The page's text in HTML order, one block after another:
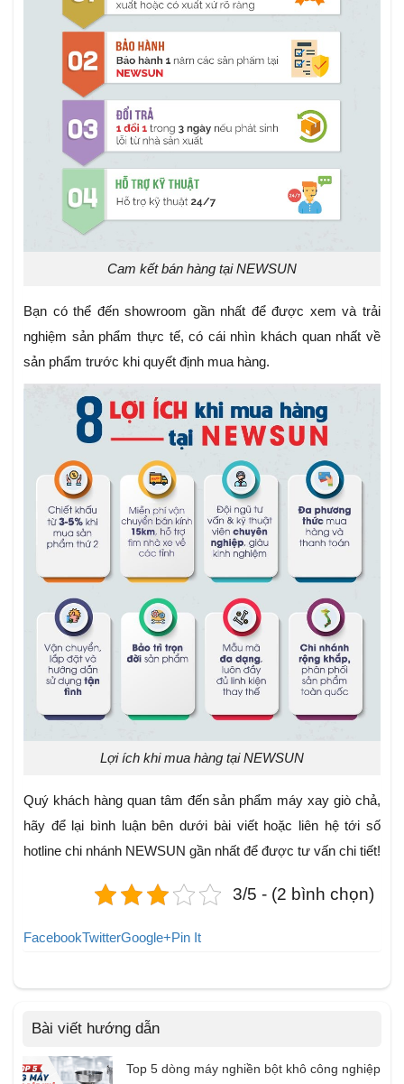
Cam kết bán hàng tại NEWSUN
Bạn có thể đến showroom gần nhất để được xem và trải
nghiệm sản phẩm thực tế, có cái nhìn khách quan nhất về
sản phẩm trước khi quyết định mua hàng.
Lợi ích khi mua hàng tại NEWSUN
Quý khách hàng quan tâm đến sản phẩm máy xay giò chả,
hãy để lại bình luận bên dưới bài viết hoặc liên hệ tới số
hotline chi nhánh NEWSUN gần nhất để được tư vấn chi tiết!
3/5 - (2 bình chọn)
FacebookTwitterGoogle+Pin It
Bài viết hướng dẫn
Top 5 dòng máy nghiền bột khô công nghiệp